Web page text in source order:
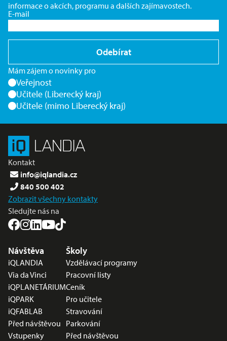
informace o akcích, programu a dalších zajímavostech.
E-mail
Odebírat
Mám zájem o novinky pro
Veřejnost
Učitele (Liberecký kraj)
Učitele (mimo Liberecký kraj)
Kontakt
info@iqlandia.cz
840 500 402
Zobrazit všechny kontakty
Sledujte nás na
Nabídka v zápatí
Návštěva
iQLANDIA
Via da Vinci
iQPLANETÁRIUM
iQPARK
iQFABLAB
Před návštěvou
Vstupenky
Školy
Vzdělávací programy
Pracovní listy
Ceník
Pro učitele
Stravování
Parkování
Před návštěvou